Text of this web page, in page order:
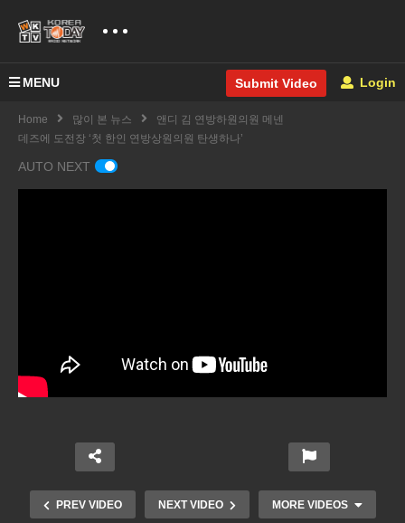
MENU Submit Video Login
Home 많이 본 뉴스
앤디 김 연방하원의원 메넨
데즈에 도전장 ‘첫 한인 연방상원의원 탄생하나’
AUTO NEXT
PREV VIDEO NEXT VIDEO MORE VIDEOS